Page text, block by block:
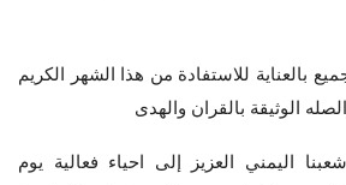
بالعناية للاستفادة من هذا الشهر الكريم
الوثيقة بالقران والهدى
اليمني العزيز إلى احياء فعالية يوم